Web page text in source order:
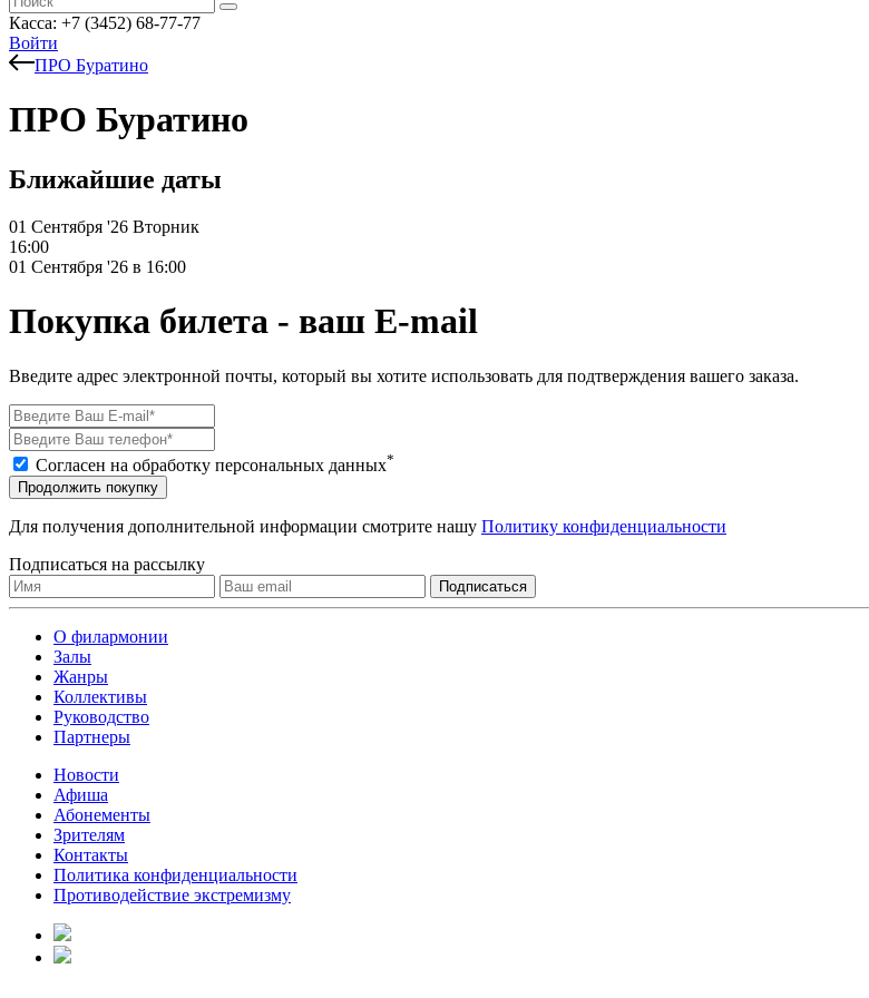
Касса: +7 (3452) 68-77-77
Войти
ПРО Буратино
ПРО Буратино
Ближайшие даты
01 Сентября '26 Вторник
16:00
01 Сентября '26 в 16:00
Покупка билета - ваш E-mail
Введите адрес электронной почты, который вы хотите использовать для подтверждения вашего заказа.
Согласен на обработку персональных данных*
Продолжить покупку
Для получения дополнительной информации смотрите нашу Политику конфиденциальности
Подписаться на рассылку
О филармонии
Залы
Жанры
Коллективы
Руководство
Партнеры
Новости
Афиша
Абонементы
Зрителям
Контакты
Политика конфиденциальности
Противодействие экстремизму